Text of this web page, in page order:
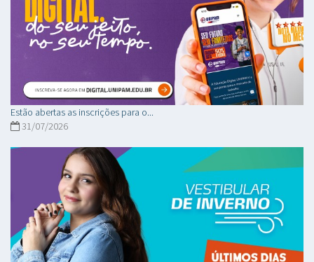
Estão abertas as inscrições para o...
31/07/2026